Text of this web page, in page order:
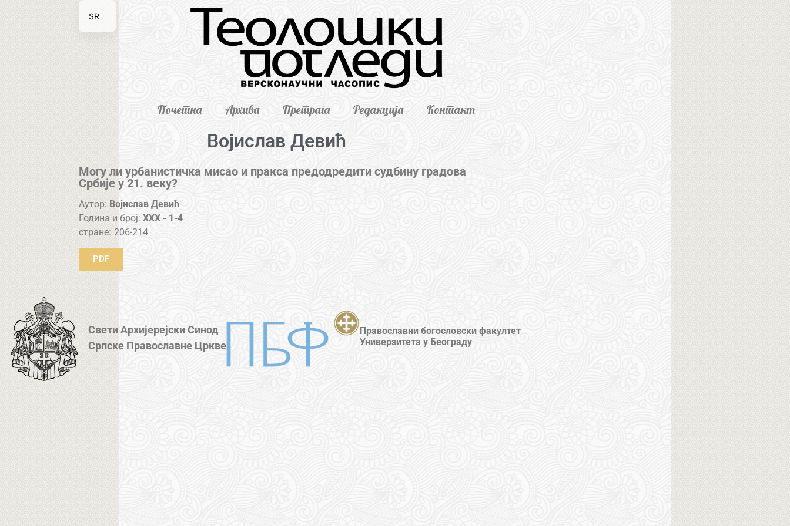
Почетна Архива Претрага Редакција Контакт
Војислав Девић
Могу ли урбанистичка мисао и пракса предодредити судбину градова
Србије у 21. веку?
Аутор: Војислав Девић
Година и број:XXX - 1-4
стране: 206-214
PDF
Свети Архијерејски Синод
Српске Православне Цркве
Православни богословски факултет
Универзитета у Београду
SR
EN